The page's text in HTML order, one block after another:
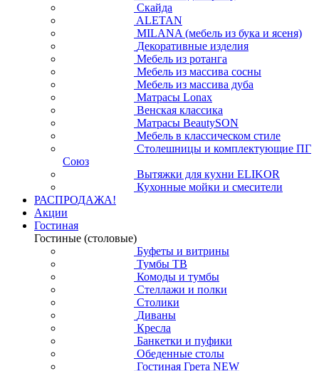
Скайда
ALETAN
MILANA (мебель из бука и ясеня)
Декоративные изделия
Мебель из ротанга
Мебель из массива сосны
Мебель из массива дуба
Матрасы Lonax
Венская классика
Матрасы BeautySON
Мебель в классическом стиле
Столешницы и комплектующие ПГ
Союз
Вытяжки для кухни ELIKOR
Кухонные мойки и смесители
РАСПРОДАЖА!
Акции
Гостиная
Гостиные (столовые)
Буфеты и витрины
Тумбы ТВ
Комоды и тумбы
Стеллажи и полки
Столики
Диваны
Кресла
Банкетки и пуфики
Обеденные столы
Гостиная Грета NEW